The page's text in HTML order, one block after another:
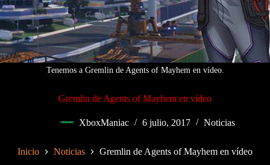
Tenemos a Gremlin de Agents of Mayhem en vídeo.
Gremlin de Agents of Mayhem en vídeo
XboxManiac 6 julio, 2017 Noticias
Inicio Noticias Gremlin de Agents of Mayhem en vídeo